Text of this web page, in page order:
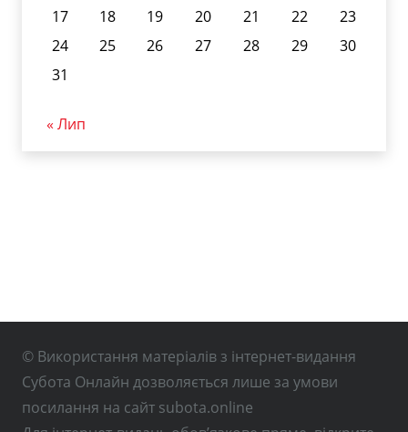
17
18 19 20 21 22
23
24
25 26 27 28 29
30
31
« Лип
© Використання матеріалів з інтернет-видання
Субота Онлайн дозволяється лише за умови
посилання на сайт subota.online